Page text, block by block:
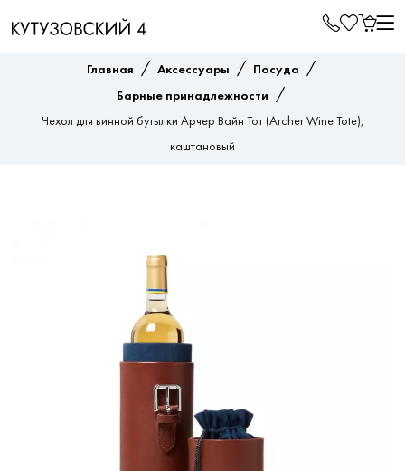
Главная / Аксессуары / Посуда /
Барные принадлежности /
Чехол для винной бутылки Арчер Вайн Тот (Archer Wine Tote),
каштановый